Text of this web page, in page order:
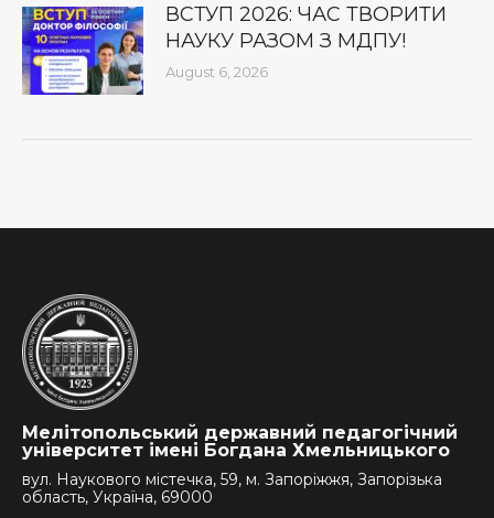
ВСТУП 2026: ЧАС ТВОРИТИ
НАУКУ РАЗОМ З МДПУ!
August 6, 2026
Мелітопольський державний педагогічний
університет імені Богдана Хмельницького
вул. Наукового містечка, 59, м. Запоріжжя, Запорізька
область, Україна, 69000